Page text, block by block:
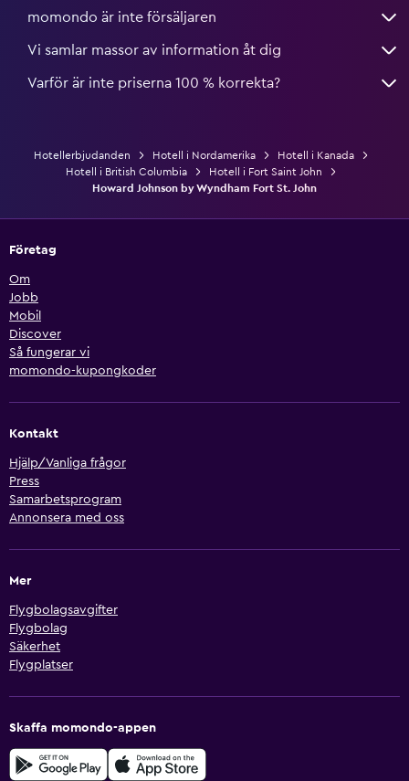
momondo är inte försäljaren
Vi samlar massor av information åt dig
Varför är inte priserna 100 % korrekta?
Hotellerbjudanden Hotell i Nordamerika
Hotell i Kanada
Hotell i British Columbia
Hotell i Fort Saint John
Howard Johnson by Wyndham Fort St. John
Företag
Om
Jobb
Mobil
Discover
Så fungerar vi
momondo-kupongkoder
Kontakt
Hjälp/Vanliga frågor
Press
Samarbetsprogram
Annonsera med oss
Mer
Flygbolagsavgifter
Flygbolag
Säkerhet
Flygplatser
Skaffa momondo-appen